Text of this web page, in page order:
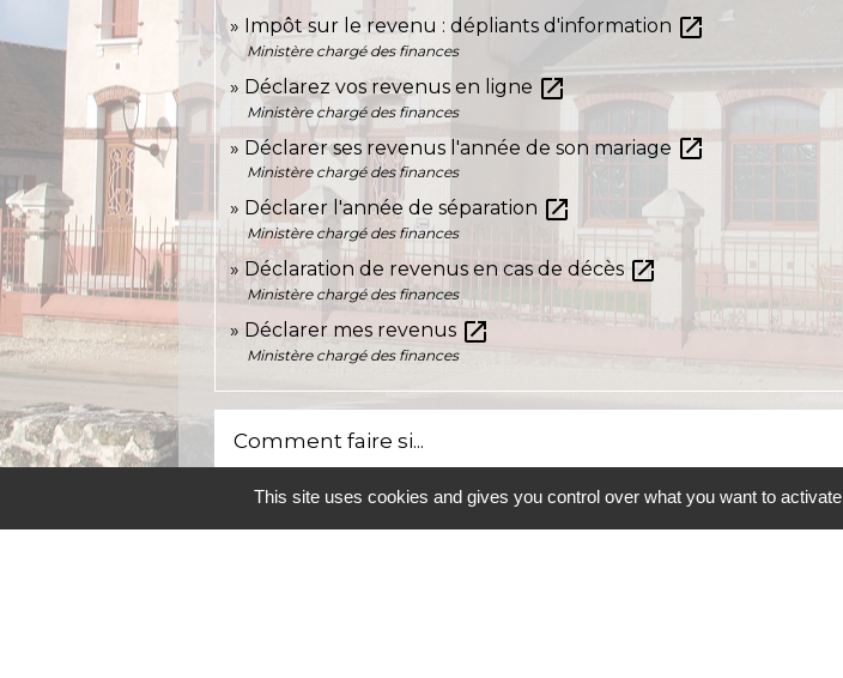
Impôt sur le revenu : dépliants d'information open_in_new
Ministère chargé des finances
Déclarez vos revenus en ligne open_in_new
Ministère chargé des finances
Déclarer ses revenus l'année de son mariage open_in_new
Ministère chargé des finances
Déclarer l'année de séparation open_in_new
Ministère chargé des finances
Déclaration de revenus en cas de décès open_in_new
Ministère chargé des finances
Déclarer mes revenus open_in_new
Ministère chargé des finances
Comment faire si...
Je me sépare
This site uses cookies and gives you control over what you want to activate